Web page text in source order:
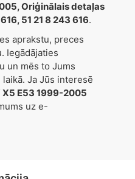
Oriģinālais detaļas
51 21 8 243 616.
aprakstu, preces
Iegādājaties
un mēs to Jums
Ja Jūs interesē
X5 E53 1999-2005
uz e-